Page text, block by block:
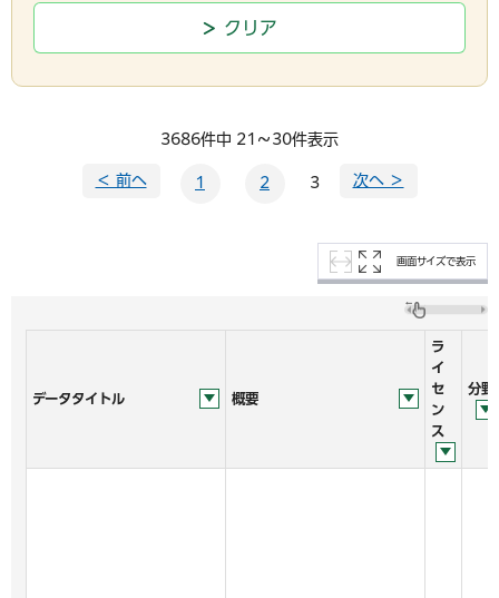
3686件中 21～30件表示
＜ 前へ 1 2 3 次へ ＞
画面サイズで表示
データタイトル 概要
ラ
イ
セ
ン
ス
分野